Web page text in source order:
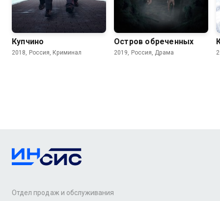
7.9
Купчино
2018, Россия, Криминал
7.1
Остров обреченных
2019, Россия, Драма
Отдел продаж и обслуживания